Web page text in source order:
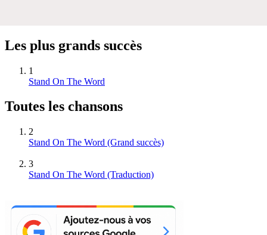
Les plus grands succès
1
Stand On The Word
Toutes les chansons
2
Stand On The Word (Grand succès)
3
Stand On The Word (Traduction)